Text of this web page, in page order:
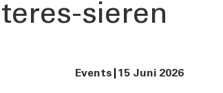
sieren
Events 15 Juni 2026